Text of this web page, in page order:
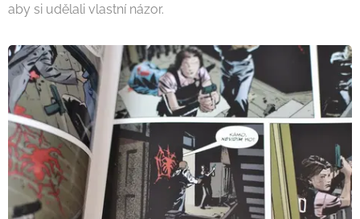
aby si udělali vlastní názor.